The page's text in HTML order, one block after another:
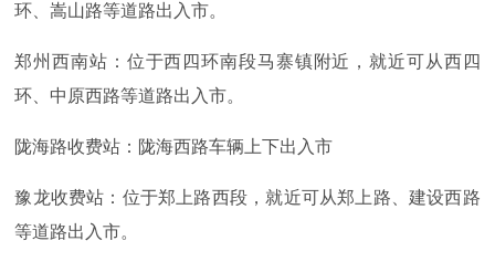
环、嵩山路等道路出入市。
郑州西南站：位于西四环南段马寨镇附近，就近可从西四
环、中原西路等道路出入市。
陇海路收费站：陇海西路车辆上下出入市
豫龙收费站：位于郑上路西段，就近可从郑上路、建设西路
等道路出入市。